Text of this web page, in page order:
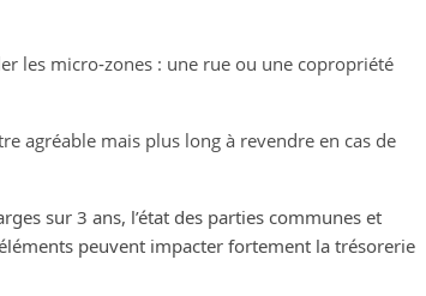
les micro‑zones : une rue ou une copropriété
agréable mais plus long à revendre en cas de
sur 3 ans, l’état des parties communes et
peuvent impacter fortement la trésorerie